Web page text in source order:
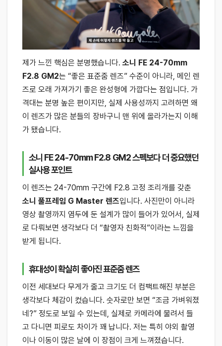
제가 느낀 핵심은 분명했습니다. 소니 FE 24-70mm
F2.8 GM2는 “좋은 표준줌 렌즈” 수준이 아니라, 메인 렌
즈로 오래 가져가기 좋은 완성형에 가깝다는 점입니다. 가
격대는 분명 높은 편이지만, 실제 사용성까지 고려하면 왜
이 렌즈가 많은 분들의 장바구니 맨 위에 올라가는지 이해
가 됐습니다.
소니 FE 24-70mm F2.8 GM2 스펙보다 더 중요했던
실사용 포인트
이 렌즈는 24-70mm 구간에 F2.8 고정 조리개를 갖춘
소니 풀프레임 G Master 렌즈입니다. 사진만이 아니라
영상 촬영까지 염두에 둔 설계가 많이 들어가 있어서, 실제
로 다뤄보면 생각보다 더 “촬영자 친화적”이라는 느낌을
받게 됩니다.
휴대성이 확실히 좋아진 표준줌 렌즈
이전 세대보다 무게가 줄고 크기도 더 컴팩트해진 부분은
생각보다 체감이 컸습니다. 숫자로만 보면 “조금 가벼워졌
네?” 정도로 보일 수 있는데, 실제로 카메라에 물려서 들
고 다니면 피로도 차이가 꽤 납니다. 저는 특히 야외 촬영
이나 이동이 많은 날에 이 장점이 크게 느껴졌습니다.